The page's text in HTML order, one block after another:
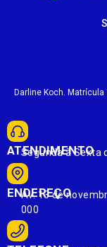
Darline Koch. Matrícula
ATENDIMENTO
Segunda à Sexta
ENDEREÇO
Av. 13 de
000